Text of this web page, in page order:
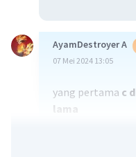
AyamDestroyer A
07 Mei 2024 13:05
yang pertama c
lama